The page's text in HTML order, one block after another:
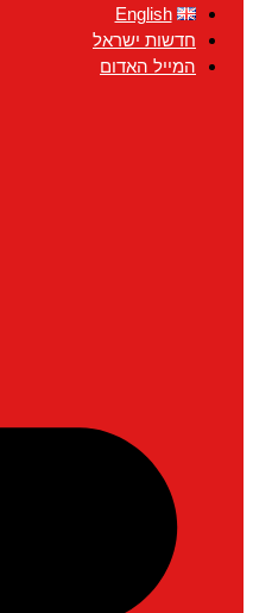
English
חדשות ישראל
המייל האדום